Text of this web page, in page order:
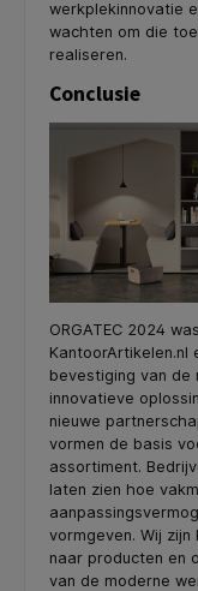
werkplekinnovatie
wachten om die
realiseren.
Conclusie
ORGATEC 2024
KantoorArtikelen.nl
bevestiging van de
innovatieve
nieuwe
vormen de basis
assortiment.
laten zien hoe
vormgeven. Wij
naar producten en
van de moderne